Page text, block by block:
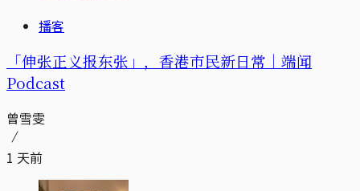
播客
「伸张正义报东张」，香港市民新日常｜端闻
Podcast
曾雪雯
1 天前